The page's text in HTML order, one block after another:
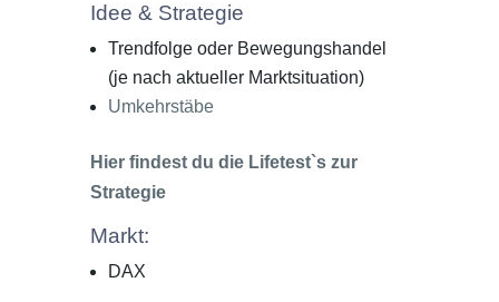
Idee & Strategie
Trendfolge oder Bewegungshandel
(je nach aktueller Marktsituation)
Umkehrstäbe
Hier findest du die Lifetest`s zur
Strategie
Markt:
DAX